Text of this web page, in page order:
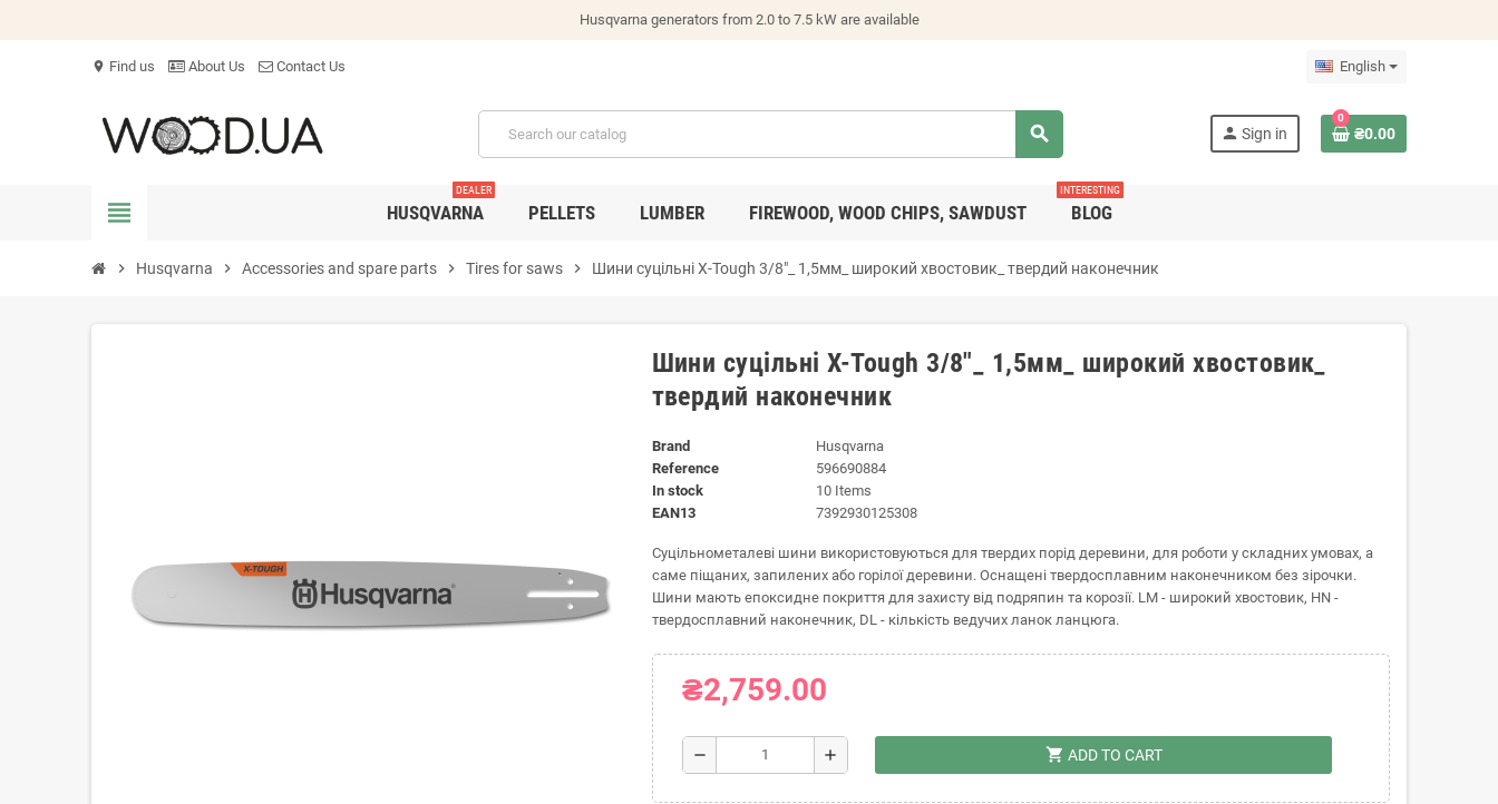
Husqvarna generators from 2.0 to 7.5 kW are available
location_on Find us About Us Contact Us English
search person Sign in
0
₴0.00
view_headline HUSQVARNA
DEALER
PELLETS LUMBER FIREWOOD, WOOD CHIPS, SAWDUST BLOG
INTERESTING
chevron_right Husqvarna chevron_right Accessories and spare parts chevron_right Tires for saws chevron_right Шини суцільні X-Tough 3/8"_ 1,5мм_ широкий хвостовик_ твердий наконечник
Шини суцільні X-Tough 3/8"_ 1,5мм_ широкий хвостовик_
твердий наконечник
Brand
Husqvarna
Reference
596690884
In stock
10 Items
EAN13
7392930125308
Суцільнометалеві шини використовуються для твердих порід деревини, для роботи у складних умовах, а
саме піщаних, запилених або горілої деревини. Оснащені твердосплавним наконечником без зірочки.
Шини мають епоксидне покриття для захисту від подряпин та корозії. LM - широкий хвостовик, HN -
твердосплавний наконечник, DL - кількість ведучих ланок ланцюга.
₴2,759.00
remove add shopping_cart ADD TO CART